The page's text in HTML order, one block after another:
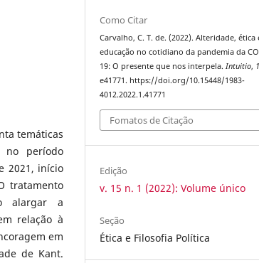
temáticas
no período
2021, início
tratamento
alargar a
relação à
em
de Kant.
Como Citar
Carvalho, C. T. de. (2022). Alteridade, ética
educação no cotidiano da pandemia da
19: O presente que nos interpela.Intuitio,
e41771. https://doi.org/10.15448/1983-
4012.2022.1.41771
Fomatos de Citação
Edição
v. 15 n. 1 (2022): Volume único
Seção
Ética e Filosofia Política